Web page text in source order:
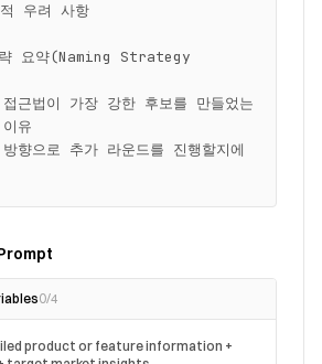
우려 사항
요약(Naming Strategy
근법이 가장 강한 후보를 만들었는
유
향으로 추가 라운드를 진행할지에
0/4
product or feature information +